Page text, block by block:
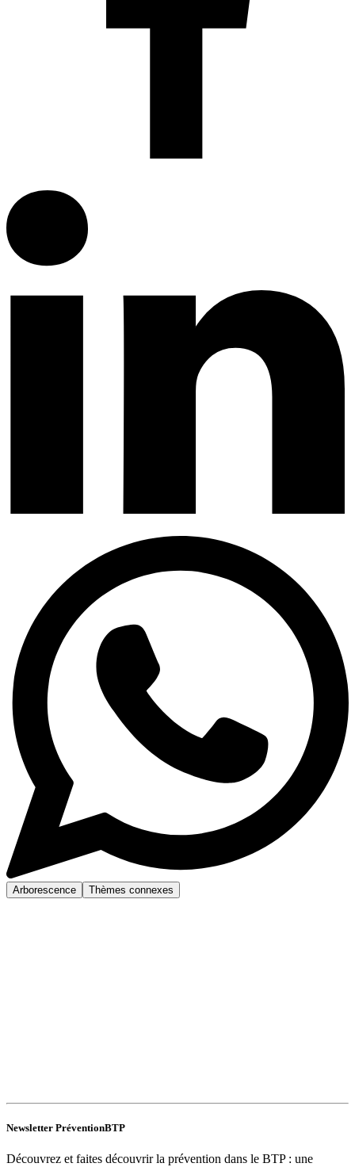
Arborescence Thèmes connexes
Newsletter PréventionBTP
Découvrez et faites découvrir la prévention dans le BTP : une